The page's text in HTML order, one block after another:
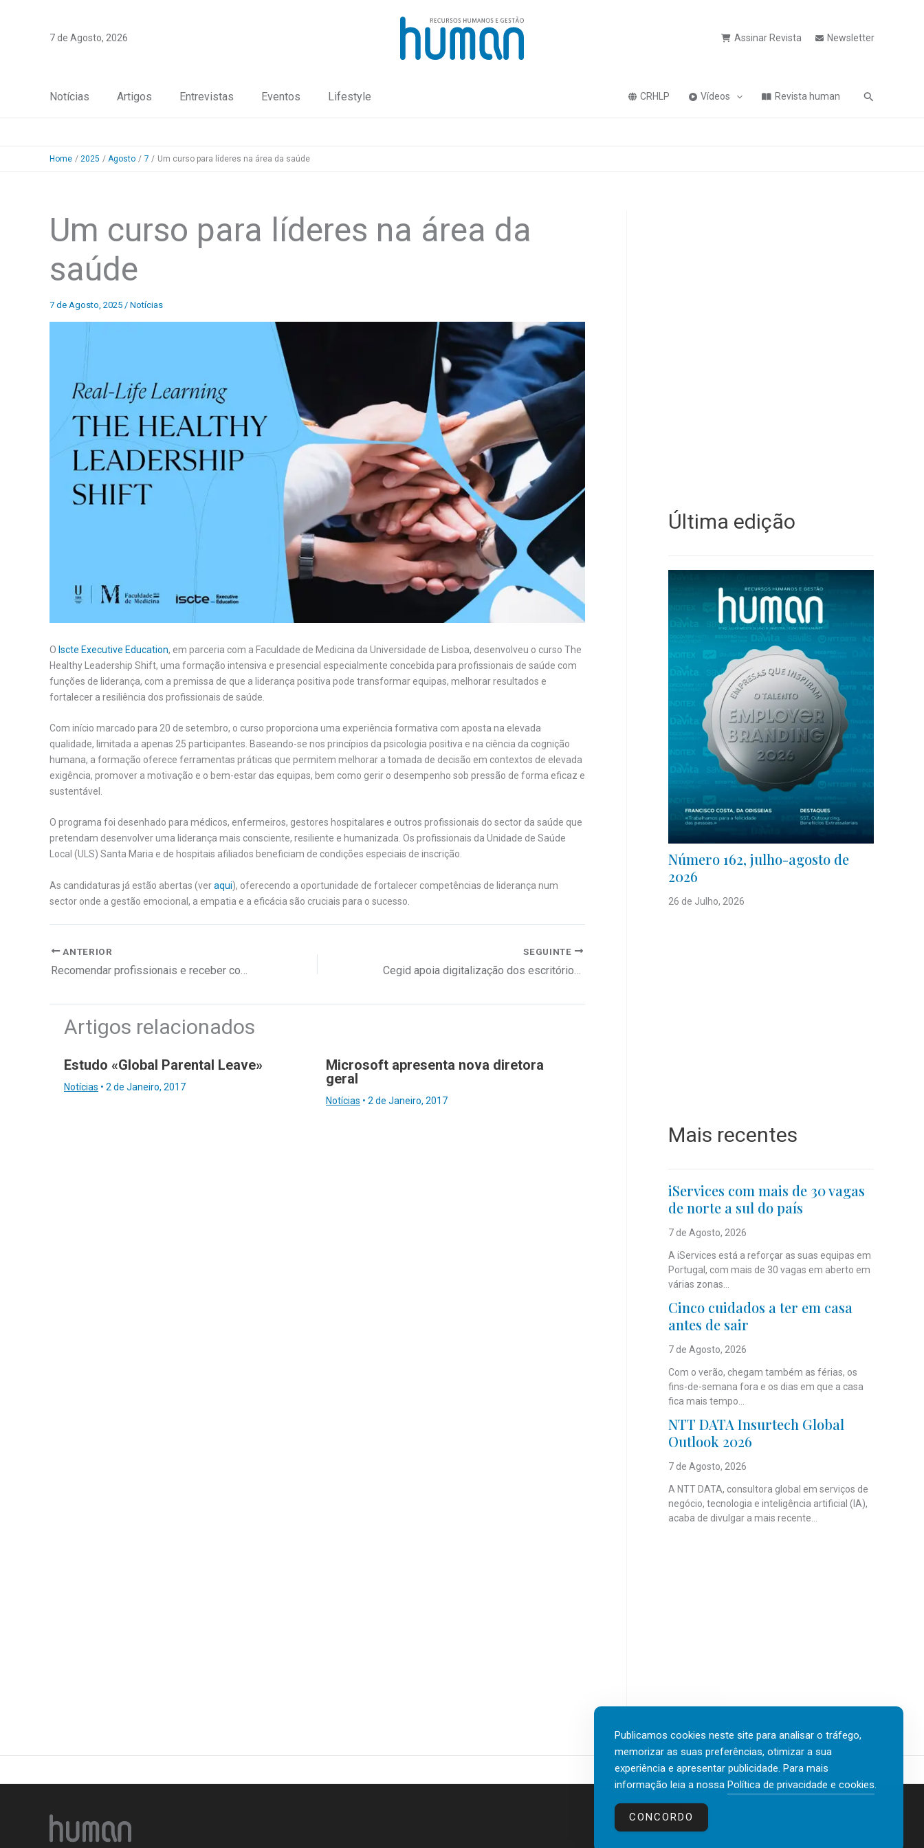
7 de Agosto, 2026 Assinar Revista Newsletter
Notícias Artigos Entrevistas Eventos Lifestyle CRHLP Vídeos Revista human Pesquisa
Home 2025 Agosto 7 Um curso para líderes na área da saúde
Um curso para líderes na área da
saúde
7 de Agosto, 2025 / Notícias
O Iscte Executive Education, em parceria com a Faculdade de Medicina da Universidade de Lisboa, desenvolveu o curso The
Healthy Leadership Shift, uma formação intensiva e presencial especialmente concebida para profissionais de saúde com
funções de liderança, com a premissa de que a liderança positiva pode transformar equipas, melhorar resultados e
fortalecer a resiliência dos profissionais de saúde.
Com início marcado para 20 de setembro, o curso proporciona uma experiência formativa com aposta na elevada
qualidade, limitada a apenas 25 participantes. Baseando-se nos princípios da psicologia positiva e na ciência da cognição
humana, a formação oferece ferramentas práticas que permitem melhorar a tomada de decisão em contextos de elevada
exigência, promover a motivação e o bem-estar das equipas, bem como gerir o desempenho sob pressão de forma eficaz e
sustentável.
O programa foi desenhado para médicos, enfermeiros, gestores hospitalares e outros profissionais do sector da saúde que
pretendam desenvolver uma liderança mais consciente, resiliente e humanizada. Os profissionais da Unidade de Saúde
Local (ULS) Santa Maria e de hospitais afiliados beneficiam de condições especiais de inscrição.
As candidaturas já estão abertas (veraqui), oferecendo a oportunidade de fortalecer competências de liderança num
sector onde a gestão emocional, a empatia e a eficácia são cruciais para o sucesso.
ANTERIOR
Recomendar profissionais e receber comissão de mil euros
SEGUINTE
Cegid apoia digitalização dos escritórios de contabilidade
Artigos relacionados
Estudo «Global Parental Leave»
Notícias • 2 de Janeiro, 2017
Microsoft apresenta nova diretora
geral
Notícias • 2 de Janeiro, 2017
Última edição
Número 162, julho-agosto de
2026
26 de Julho, 2026
Mais recentes
iServices com mais de 30 vagas
de norte a sul do país
7 de Agosto, 2026
A iServices está a reforçar as suas equipas em
Portugal, com mais de 30 vagas em aberto em
várias zonas...
Cinco cuidados a ter em casa
antes de sair
7 de Agosto, 2026
Com o verão, chegam também as férias, os
fins-de-semana fora e os dias em que a casa
fica mais tempo...
NTT DATA Insurtech Global
Outlook 2026
7 de Agosto, 2026
A NTT DATA, consultora global em serviços de
negócio, tecnologia e inteligência artificial (IA),
acaba de divulgar a mais recente...
Contactos
Publicamos cookies neste site para analisar o tráfego,
memorizar as suas preferências, otimizar a sua
experiência e apresentar publicidade. Para mais
informação leia a nossa Política de privacidade e cookies.
CONCORDO